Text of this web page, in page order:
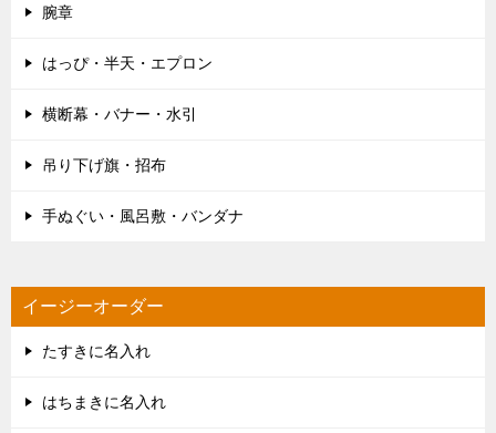
腕章
はっぴ・半天・エプロン
横断幕・バナー・水引
吊り下げ旗・招布
手ぬぐい・風呂敷・バンダナ
イージーオーダー
たすきに名入れ
はちまきに名入れ